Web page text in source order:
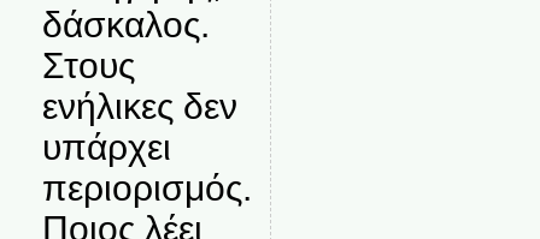
δάσκαλος.
Στους
ενήλικες δεν
υπάρχει
περιορισμός.
Ποιος λέει